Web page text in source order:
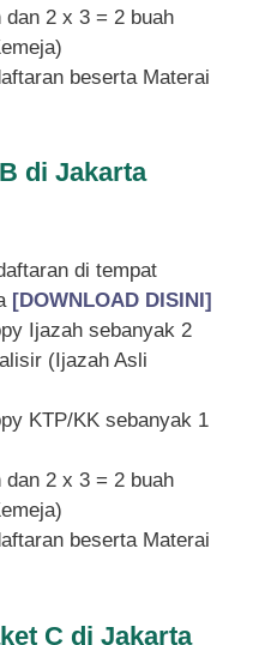
2 x 3 = 2 buah
beserta Materai
di Jakarta
di tempat
[DOWNLOAD DISINI]
Ijazah sebanyak 2
(Ijazah Asli
KTP/KK sebanyak 1
dan 2 x 3 = 2 buah
beserta Materai
C di Jakarta